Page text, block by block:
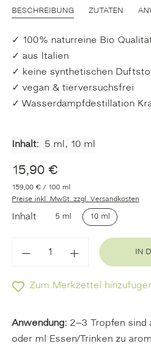
BESCHREIBUNG ZUTATEN
✓ 100% naturreine Bio
✓ aus Italien
✓ keine synthetischen
✓ vegan & tierversuchsfrei
✓ Wasserdampfdestillation
Inhalt: 5 ml , 10 ml
15,90 €
159,00 € / 100 ml
Preise inkl. MwSt. zzgl. Versandkosten
Inhalt 5 ml 10 ml
IN
Zum Merkzettel
Anwendung: 2–3 Tropfen sind
oder ml Essen/Trinken zu